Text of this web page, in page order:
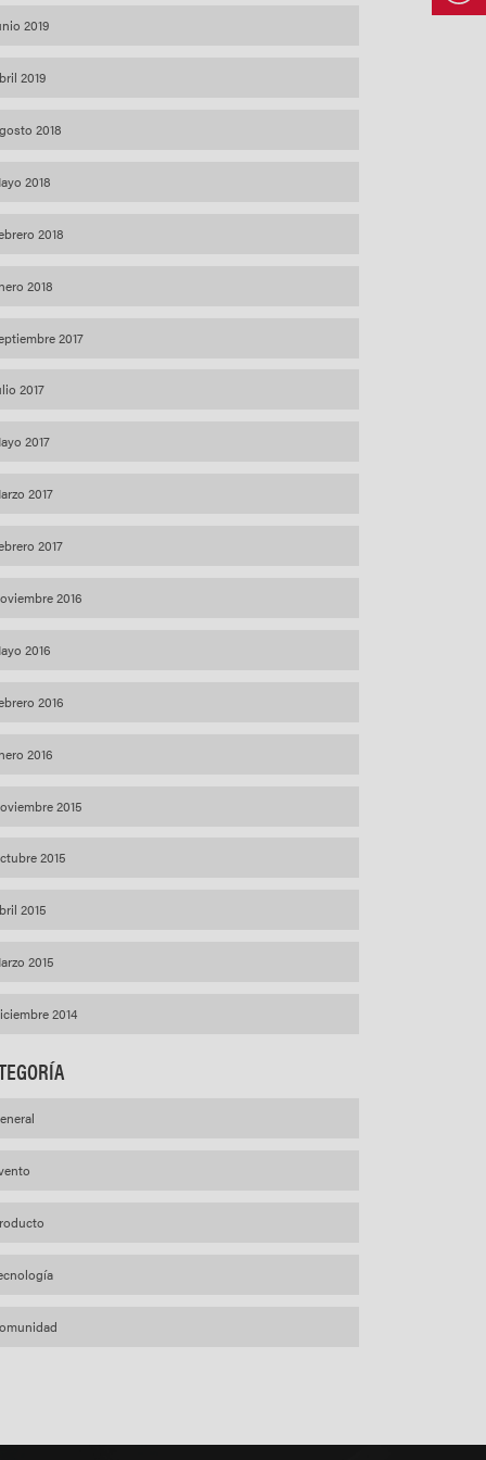
2019
2019
2018
2018
2018
2018
2017
2017
2017
2017
2017
2016
2016
2016
2016
2015
2015
2015
2015
2014